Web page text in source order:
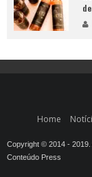
Home
Copyright © 2014 - 2019.
Conteúdo Press